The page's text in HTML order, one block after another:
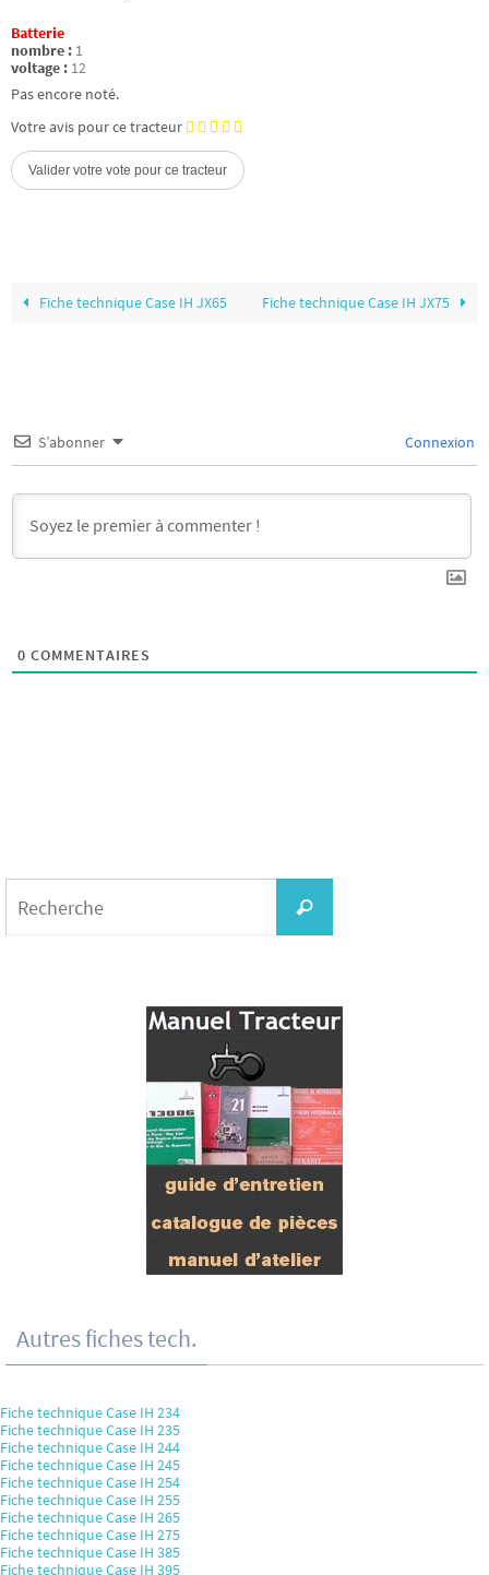
Batterie
nombre : 1
voltage : 12
Pas encore noté.
Votre avis pour ce tracteur
Fiche technique Case IH JX65 Fiche technique Case IH JX75
S’abonner Connexion
0 COMMENTAIRES
Recherche
Autres fiches tech.
Fiche technique Case IH 234
Fiche technique Case IH 235
Fiche technique Case IH 244
Fiche technique Case IH 245
Fiche technique Case IH 254
Fiche technique Case IH 255
Fiche technique Case IH 265
Fiche technique Case IH 275
Fiche technique Case IH 385
Fiche technique Case IH 395